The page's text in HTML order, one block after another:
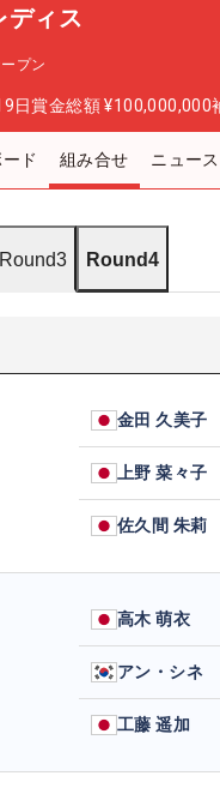
ディス
プン
日賞金総額 ¥100,000,000
ド 組み合せ ニュース
Round3 Round4
金田 久美子
上野 菜々子
佐久間 朱莉
高木 萌衣
アン・シネ
工藤 遥加